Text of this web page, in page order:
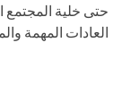
حتى خلية المجتمع
العادات المهمة